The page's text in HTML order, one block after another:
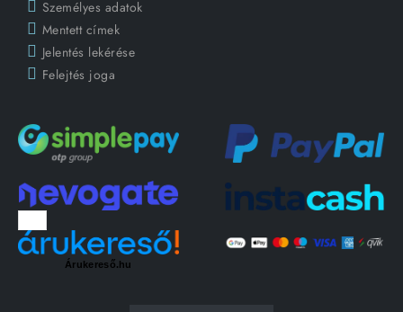
Személyes adatok
Mentett címek
Jelentés lekérése
Felejtés joga
Árukereső.hu